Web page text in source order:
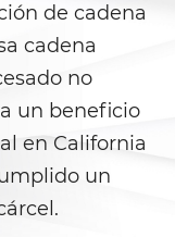
de cadena
cadena
no
un beneficio
en California
un